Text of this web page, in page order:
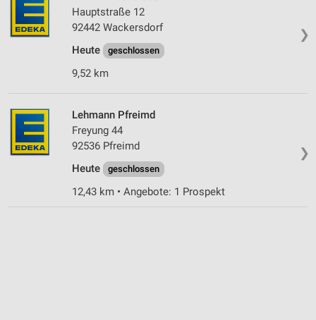
❯
Hauptstraße 12
92442 Wackersdorf
Heute
geschlossen
9,52 km
❯
Lehmann Pfreimd
Freyung 44
92536 Pfreimd
Heute
geschlossen
12,43 km • Angebote: 1 Prospekt
IAB-Besonderheiten:
Verwendung genauer Standortdaten
Geräte anhand von aktiv angeforderten
Notwendig
Performance